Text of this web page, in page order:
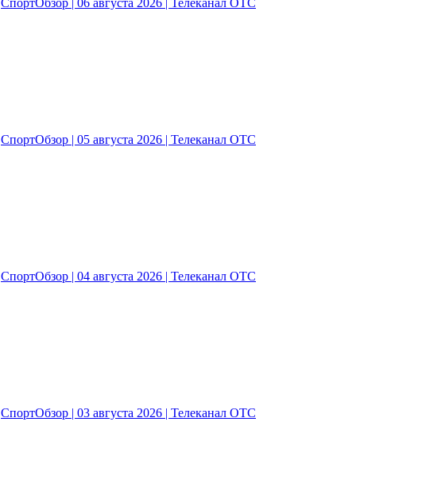
СпортОбзор | 05 августа 2026 | Телеканал ОТС
СпортОбзор | 04 августа 2026 | Телеканал ОТС
СпортОбзор | 03 августа 2026 | Телеканал ОТС